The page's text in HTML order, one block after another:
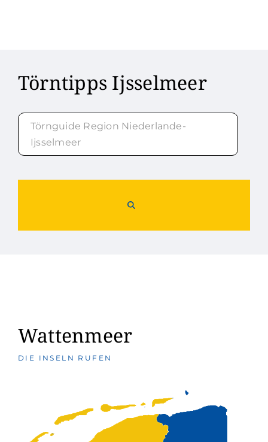
Törntipps Ijsselmeer
Törnguide Region Niederlande-
Ijsselmeer
Wattenmeer
DIE INSELN RUFEN